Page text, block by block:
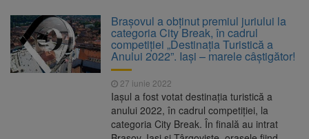
Brașovul a obținut premiul juriului la
categoria City Break, în cadrul
competiției „Destinația Turistică a
Anului 2022”. Iași – marele câștigător!
27 iunie 2022
Iașul a fost votat destinația turistică a
anului 2022, în cadrul competiției, la
categoria City Break. În finală au intrat